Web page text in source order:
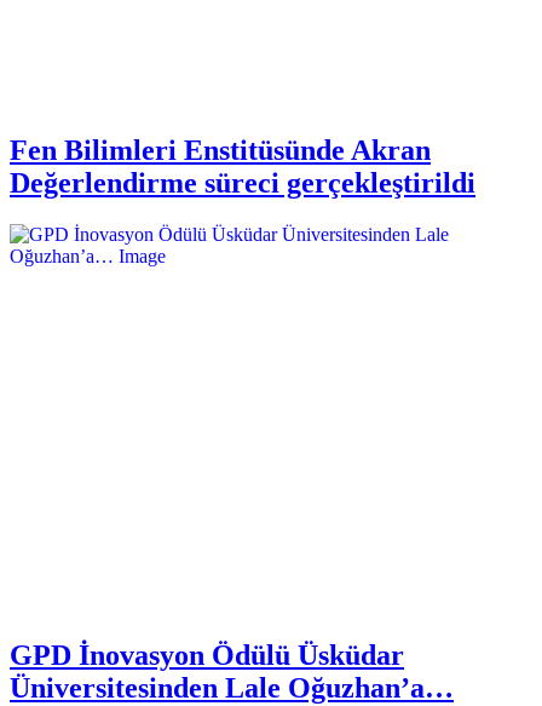
Fen Bilimleri Enstitüsünde Akran
Değerlendirme süreci gerçekleştirildi
GPD İnovasyon Ödülü Üsküdar
Üniversitesinden Lale Oğuzhan’a…